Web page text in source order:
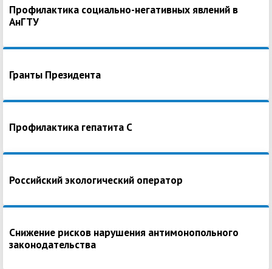
Профилактика социально-негативных явлений в
АнГТУ
Гранты Президента
Профилактика гепатита С
Российский экологический оператор
Снижение рисков нарушения антимонопольного
законодательства